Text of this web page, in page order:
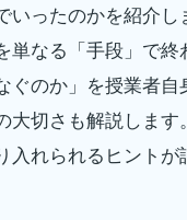
いったのかを紹介し
単なる「手段」で終
ぐのか」を授業者自
大切さも解説します
入れられるヒントが